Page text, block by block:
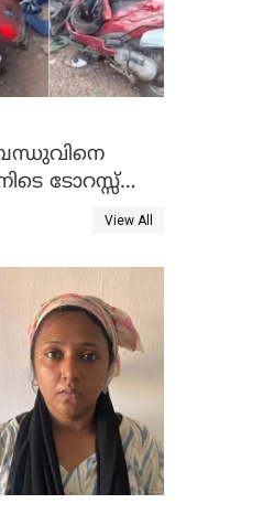
ടോറസ്സ്
: യുവതിക്ക്View All